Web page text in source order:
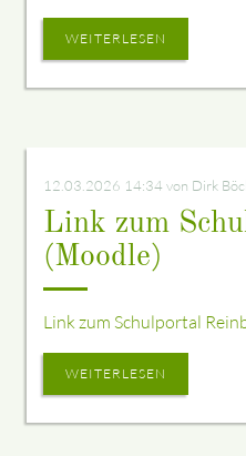
WEITERLESEN
12.03.2026 14:34 von Dirk
Link zum
(Moodle)
Link zum Schulportal
WEITERLESEN